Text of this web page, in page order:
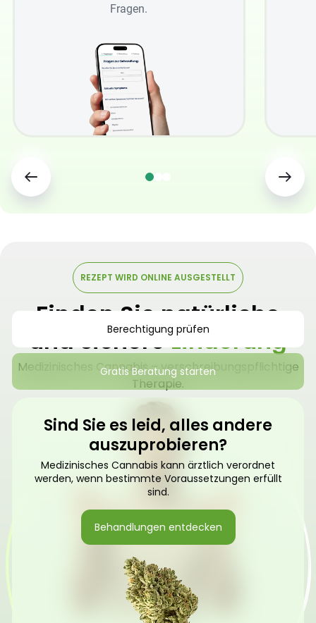
Fragen.
REZEPT WIRD ONLINE AUSGESTELLT
Finden Sie natürliche
und sichereLinderung
Medizinisches Cannabis – verschreibungspflichtige
Therapie.
Berechtigung prüfen
Gratis Beratung starten
Sind Sie es leid, alles andere
auszuprobieren?
Medizinisches Cannabis kann ärztlich verordnet
werden, wenn bestimmte Voraussetzungen erfüllt
sind.
Behandlungen entdecken